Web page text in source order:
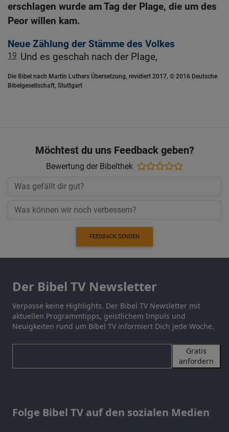
erschlagen wurde am Tag der Plage, die um des
Peor willen kam.
Neue Zählung der Stämme des Volkes
19 Und es geschah nach der Plage,
Die Bibel nach Martin Luthers Übersetzung, revidiert 2017, © 2016 Deutsche
Bibelgesellschaft, Stuttgart
Möchtest du uns Feedback geben?
Bewertung der Bibelthek
FEEDBACK SENDEN
Der Bibel TV Newsletter
Verpasse keine Highlights. Der Bibel TV Newsletter mit
aktuellen Programmtipps, geistlichem Impuls und
Neuigkeiten rund um Bibel TV informiert Dich jede Woche.
Gratis
anfordern
Folge Bibel TV auf den sozialen Medien